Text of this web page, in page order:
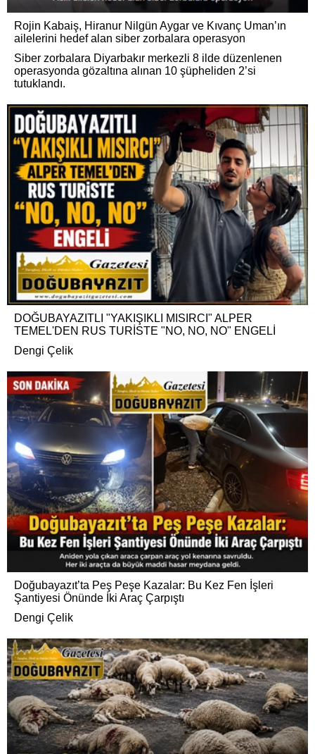
Rojin Kabaiş, Hiranur Nilgün Aygar ve Kıvanç Uman’ın
ailelerini hedef alan siber zorbalara operasyon
Siber zorbalara Diyarbakır merkezli 8 ilde düzenlenen
operasyonda gözaltına alınan 10 şüpheliden 2’si
tutuklandı.
DOĞUBAYAZITLI "YAKIŞIKLI MISIRCI" ALPER
TEMEL'DEN RUS TURİSTE "NO, NO, NO" ENGELİ
Dengi Çelik
Doğubayazıt’ta Peş Peşe Kazalar: Bu Kez Fen İşleri
Şantiyesi Önünde İki Araç Çarpıştı
Dengi Çelik